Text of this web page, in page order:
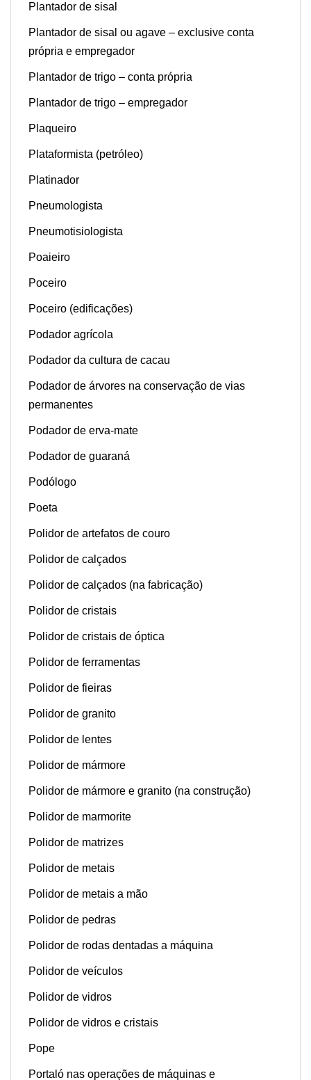
Plantador de sisal
Plantador de sisal ou agave – exclusive conta
própria e empregador
Plantador de trigo – conta própria
Plantador de trigo – empregador
Plaqueiro
Plataformista (petróleo)
Platinador
Pneumologista
Pneumotisiologista
Poaieiro
Poceiro
Poceiro (edificações)
Podador agrícola
Podador da cultura de cacau
Podador de árvores na conservação de vias
permanentes
Podador de erva-mate
Podador de guaraná
Podólogo
Poeta
Polidor de artefatos de couro
Polidor de calçados
Polidor de calçados (na fabricação)
Polidor de cristais
Polidor de cristais de óptica
Polidor de ferramentas
Polidor de fieiras
Polidor de granito
Polidor de lentes
Polidor de mármore
Polidor de mármore e granito (na construção)
Polidor de marmorite
Polidor de matrizes
Polidor de metais
Polidor de metais a mão
Polidor de pedras
Polidor de rodas dentadas a máquina
Polidor de veículos
Polidor de vidros
Polidor de vidros e cristais
Pope
Portaló nas operações de máquinas e